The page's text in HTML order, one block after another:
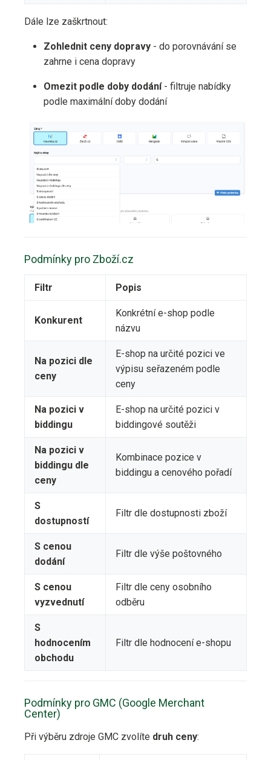
Dále lze zaškrtnout:
Zohlednit ceny dopravy - do porovnávání se
zahrne i cena dopravy
Omezit podle doby dodání- filtruje nabídky
podle maximální doby dodání
Podmínky pro Zboží.cz
Filtr Popis
Konkurent
Konkrétní e-shop podle
názvu
Na pozici dle
ceny
E-shop na určité pozici ve
výpisu seřazeném podle
ceny
Na pozici v
biddingu
E-shop na určité pozici v
biddingové soutěži
Na pozici v
biddingu dle
ceny
Kombinace pozice v
biddingu a cenového pořadí
S
dostupností
Filtr dle dostupnosti zboží
S cenou
dodání
Filtr dle výše poštovného
S cenou
vyzvednutí
Filtr dle ceny osobního
odběru
S
hodnocením
obchodu
Filtr dle hodnocení e-shopu
Podmínky pro GMC (Google Merchant
Center)
Při výběru zdroje GMC zvolíte druh ceny: